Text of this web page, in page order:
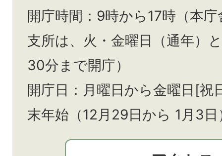
開庁時間：9時から17時（本
支所は、火・金曜日（通年）と
30分まで開庁）
開庁日：月曜日から金曜日[祝
末年始（12月29日から 1月3